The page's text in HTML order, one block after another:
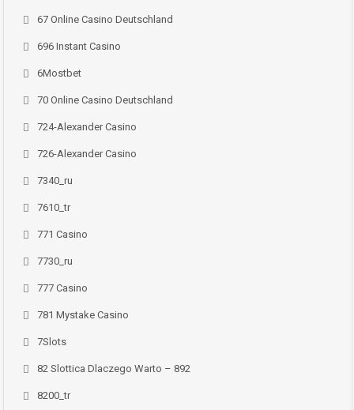
67 Online Casino Deutschland
696 Instant Casino
6Mostbet
70 Online Casino Deutschland
724-Alexander Casino
726-Alexander Casino
7340_ru
7610_tr
771 Casino
7730_ru
777 Casino
781 Mystake Casino
7Slots
82 Slottica Dlaczego Warto – 892
8200_tr